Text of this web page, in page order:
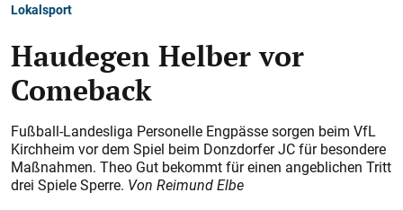
Lokalsport
Haudegen Helber vor
Comeback
Fußball-Landesliga Personelle Engpässe sorgen beim VfL
Kirchheim vor dem Spiel beim Donzdorfer JC für ­besondere
Maßnahmen. Theo Gut bekommt für einen angeblichen Tritt
drei Spiele Sperre. Von Reimund Elbe